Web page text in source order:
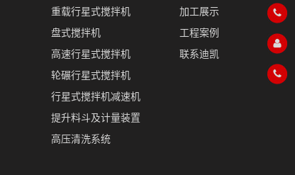
重载行星式搅拌机
盘式搅拌机
高速行星式搅拌机
轮碾行星式搅拌机
行星式搅拌机减速机
提升料斗及计量装置
高压清洗系统
加工展示
工程案例
联系迪凯